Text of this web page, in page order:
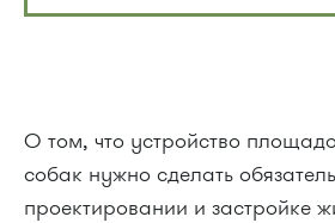
О том, что устройство
собак нужно сделать
проектировании и застройке